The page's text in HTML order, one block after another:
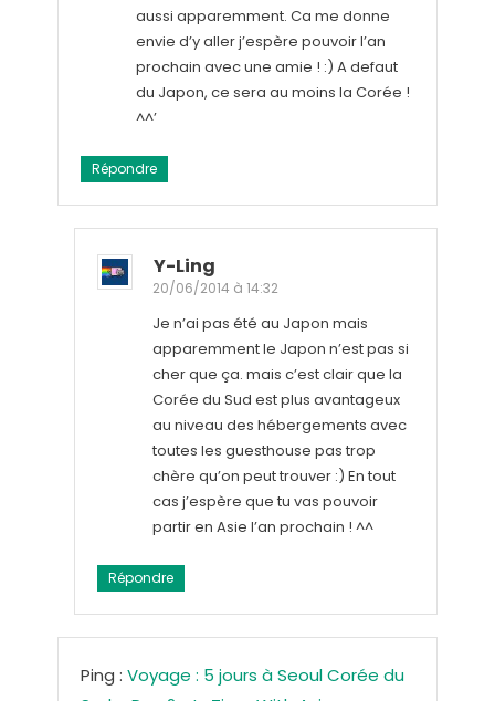
aussi apparemment. Ca me donne
envie d’y aller j’espère pouvoir l’an
prochain avec une amie ! :) A defaut
du Japon, ce sera au moins la Corée !
^^’
Répondre
Y-Ling
20/06/2014 à 14:32
Je n’ai pas été au Japon mais
apparemment le Japon n’est pas si
cher que ça. mais c’est clair que la
Corée du Sud est plus avantageux
au niveau des hébergements avec
toutes les guesthouse pas trop
chère qu’on peut trouver :) En tout
cas j’espère que tu vas pouvoir
partir en Asie l’an prochain ! ^^
Répondre
Ping : Voyage : 5 jours à Seoul Corée du